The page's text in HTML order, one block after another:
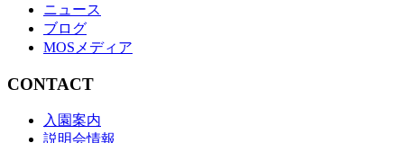
ニュース
ブログ
MOSメディア
CONTACT
入園案内
説明会情報